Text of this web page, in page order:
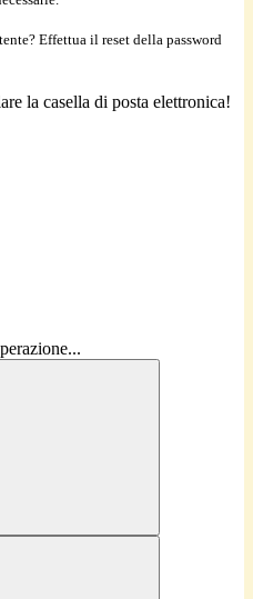
Effettua il reset della password
la casella di posta elettronica!